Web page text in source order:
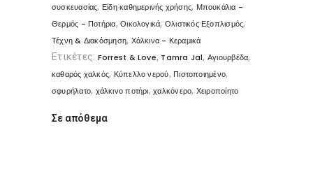
συσκευασίας, Είδη καθημερινής χρήσης, Μπουκάλια -
Θερμός - Ποτήρια,Οικολογικά, Ολιστικός Εξοπλισμός,
Τέχνη & Διακόσμηση, Χάλκινα - Κεραμικά
Ετικέτες: Forrest & Love, Tamra Jal,Αγιουρβέδα,
καθαρός χαλκός, Κύπελλο νερού, Πιστοποιημένο,
σφυρήλατο, χάλκινο ποτήρι,χαλκόνερο, Χειροποίητο
Σε απόθεμα